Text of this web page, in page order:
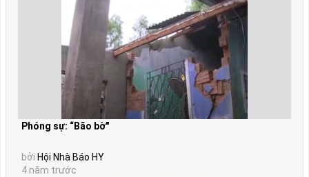
Phóng sự: “Bão bờ"
bởi Hội Nhà Báo HY
4 năm trước